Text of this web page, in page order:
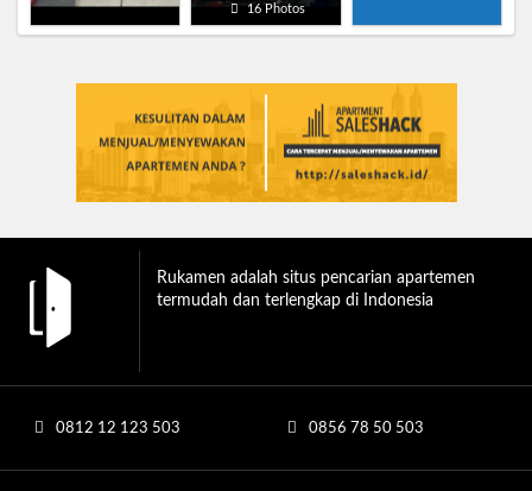
16 Photos
Rukamen adalah situs pencarian apartemen
termudah dan terlengkap di Indonesia
0812 12 123 503 0856 78 50 503